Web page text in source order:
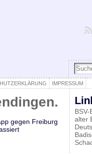
IMPRESSUM
gegen Freiburg
alter